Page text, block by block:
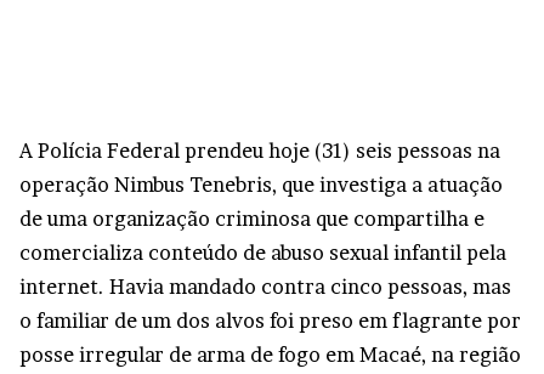
A Polícia Federal prendeu hoje (31) seis pessoas na
operação Nimbus Tenebris, que investiga a atuação
de uma organização criminosa que compartilha e
comercializa conteúdo de abuso sexual infantil pela
internet. Havia mandado contra cinco pessoas, mas
o familiar de um dos alvos foi preso em flagrante por
posse irregular de arma de fogo em Macaé, na região